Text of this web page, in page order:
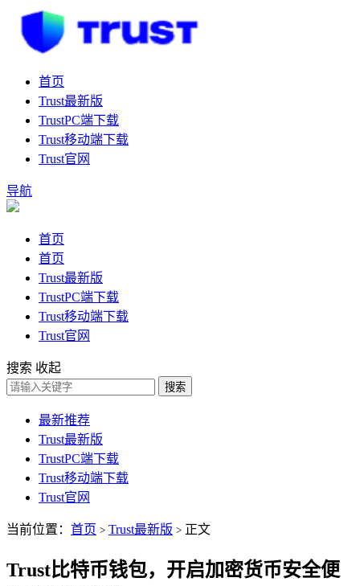
首页
Trust最新版
TrustPC端下载
Trust移动端下载
Trust官网
导航
首页
首页
Trust最新版
TrustPC端下载
Trust移动端下载
Trust官网
搜索 收起
搜索
最新推荐
Trust最新版
TrustPC端下载
Trust移动端下载
Trust官网
当前位置： 首页 > Trust最新版 > 正文
Trust比特币钱包，开启加密货币安全便